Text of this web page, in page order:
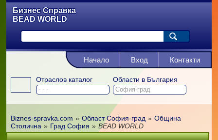
Бизнес Справка
BEAD WORLD
Отраслов каталог Области в България
Начало Вход Контакти
Biznes-spravka.com » Област София-град » Община
Столична » Град София » BEAD WORLD